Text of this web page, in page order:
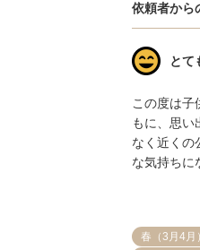
依頼者から
とて
この度は子
もに、思い
なく近くの
な気持ちに
春（3月4月